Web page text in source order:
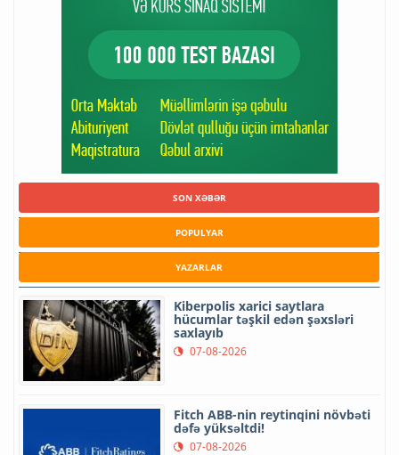
SON XƏBƏR
POPULYAR
YAZARLAR
Kiberpolis xarici saytlara
hücumlar təşkil edən şəxsləri
saxlayıb
07-08-2026
Fitch ABB-nin reytinqini növbəti
dəfə yüksəltdi!
07-08-2026